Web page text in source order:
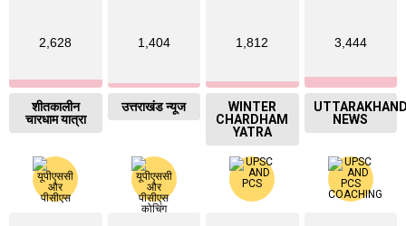
2,628
शीतकालीन
चारधाम यात्रा
1,404
उत्तराखंड न्यूज
1,812
WINTER
CHARDHAM
YATRA
3,444
NEWS